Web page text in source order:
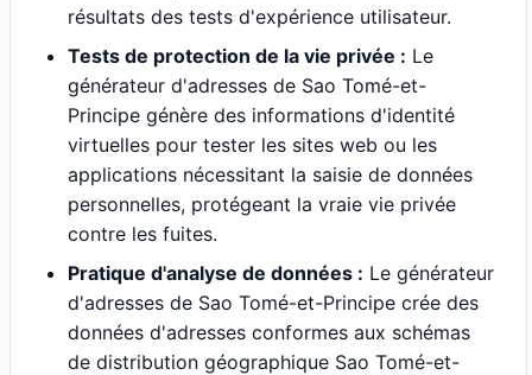
résultats des tests d'expérience utilisateur.
Tests de protection de la vie privée : Le
générateur d'adresses de Sao Tomé-et-
Principe génère des informations d'identité
virtuelles pour tester les sites web ou les
applications nécessitant la saisie de données
personnelles, protégeant la vraie vie privée
contre les fuites.
Pratique d'analyse de données : Le générateur
d'adresses de Sao Tomé-et-Principe crée des
données d'adresses conformes aux schémas
de distribution géographique Sao Tomé-et-